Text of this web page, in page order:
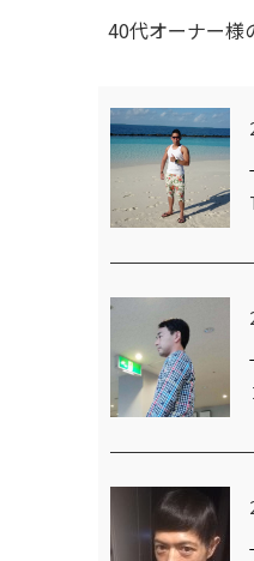
40代オーナー様